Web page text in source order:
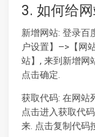
3. 如何给
新增网站: 登录百
户设置】–>【网
站】, 来到新增网
点击确定.
获取代码: 在网站
点击进入获取代
来. 点击复制代码